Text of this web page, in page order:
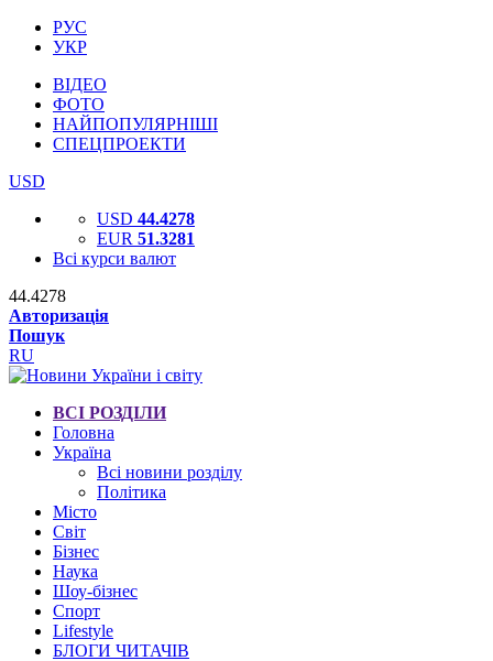
РУС
УКР
ВІДЕО
ФОТО
НАЙПОПУЛЯРНІШІ
СПЕЦПРОЕКТИ
USD
USD 44.4278
EUR 51.3281
Всі курси валют
44.4278
Авторизація
Пошук
RU
ВСІ РОЗДІЛИ
Головна
Україна
Всі новини розділу
Політика
Місто
Світ
Бізнес
Наука
Шоу-бізнес
Спорт
Lifestyle
БЛОГИ ЧИТАЧІВ